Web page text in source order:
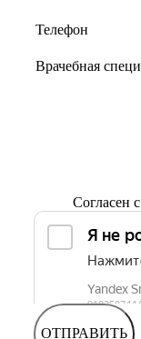
Согласен с
ОТПРАВИТЬ